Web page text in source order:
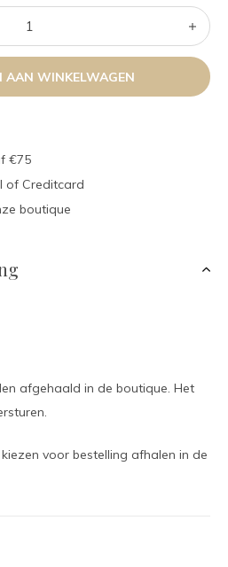
AAN WINKELWAGEN
€75
of Creditcard
boutique
afgehaald in de boutique. Het
voor bestelling afhalen in de